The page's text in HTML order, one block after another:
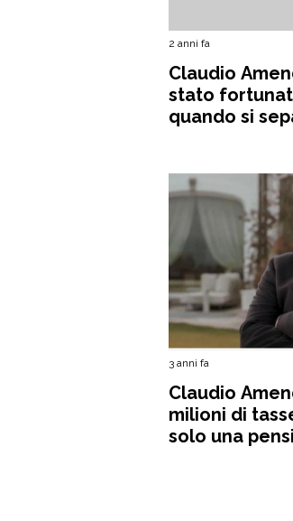
2 anni fa
Claudio
stato
quando si
3 anni fa
Claudio
milioni di
solo una